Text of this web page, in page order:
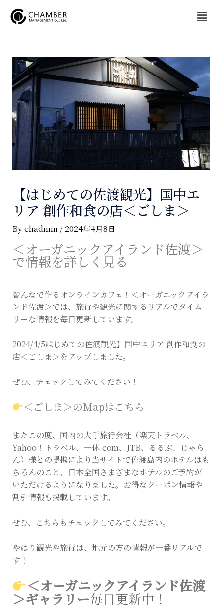
メ
ニ
【はじめての佐渡観光】国中エ
リア 創作和食の店＜ごしま＞
Bychadmin / 2024年4月8日
＜オーガニックアイランド佐渡＞
で情報を詳しく見る
皆んなで作るオンラインカフェ！＜オーガニックアイラ
ンド佐渡＞では、旅行や観光に関するリアルでタイム
リーな情報を毎日更新しています。
2024/4/5はじめての佐渡観光】国中エリア 創作和食の
店＜ごしま＞をアップしました。
ぜひ、チェックしてみてください！
＜ごしま＞のMapはこちら
またこの度、国内の大手旅行会社（楽天トラベル、
Yahoo！トラベル、一休.com、JTB、るるぶ、じゃら
ん）様との提携により当サイトで佐渡島内のホテルはも
ちろんのこと、日本全国さまざまなホテルのご予約が
いただけるようになりました。お得なクーポン情報や
割引情報も掲載しています。
ぜひ、こちらもチェックしてみてください。
やはり観光や旅行は、地元の方の情報が一番リアルで
す！
＜オーガニックアイランド佐渡
＞ギャラリー毎日更新中！